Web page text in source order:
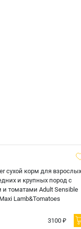
сухой корм для взрослых
и крупных пород с
и томатами Adult Sensible
Lamb&Tomatoes
3100 ₽